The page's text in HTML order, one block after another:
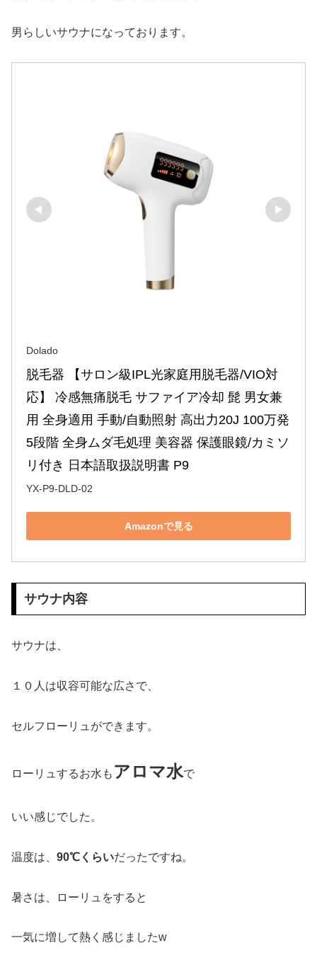
男らしいサウナになっております。
Dolado
脱毛器 【サロン級IPL光家庭用脱毛器/VIO対
応】 冷感無痛脱毛 サファイア冷却 髭 男女兼
用 全身適用 手動/自動照射 高出力20J 100万発
5段階 全身ムダ毛処理 美容器 保護眼鏡/カミソ
リ付き 日本語取扱説明書 P9
YX-P9-DLD-02
Amazonで見る
サウナ内容
サウナは、
１０人は収容可能な広さで、
セルフローリュができます。
ローリュするお水も アロマ水で
いい感じでした。
温度は、 90℃くらいだったですね。
暑さは、ローリュをすると
一気に増して熱く感じましたw